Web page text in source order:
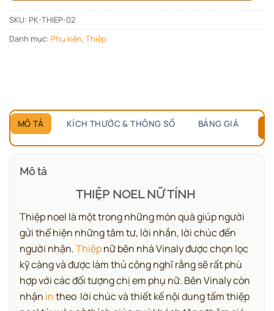
SKU: PK-THIEP-02
Danh mục: Phụ kiện, Thiệp
MÔ TẢ KÍCH THƯỚC & THÔNG SỐ BẢNG GIÁ
Mô tả
THIỆP NOEL NỮ TÍNH
Thiệp noel là một trong những món quà giúp người
gửi thể hiện những tâm tư, lời nhắn, lời chúc đến
người nhận.Thiệpnữ bên nhà Vinaly được chọn lọc
kỹ càng và được làm thủ công nghĩ rằng sẽ rất phù
hợp với các đối tượng chị em phụ nữ. Bên Vinaly còn
nhận intheo lời chúc và thiết kế nội dung tấm thiệp